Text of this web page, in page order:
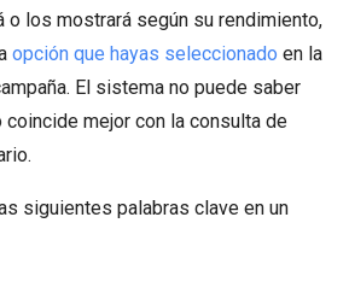
o los mostrará según su rendimiento,
opción que hayas seleccionado en la
El sistema no puede saber
coincide mejor con la consulta de
siguientes palabras clave en un